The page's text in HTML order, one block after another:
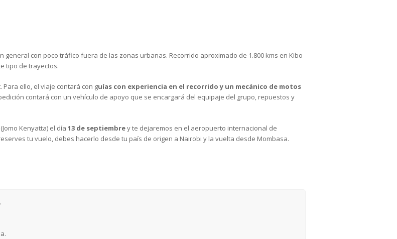
con poco tráfico fuera de las zonas urbanas. Recorrido aproximado de 1.800 kms en Kibo
tipo de trayectos.
ello, el viaje contará con guías con experiencia en el recorrido y un mecánico de motos
contará con un vehículo de apoyo que se encargará del equipaje del grupo, repuestos y
(Jomo Kenyatta) el día 13 de septiembrey te dejaremos en el aeropuerto internacional de
tu vuelo, debes hacerlo desde tu país de origen a Nairobi y la vuelta desde Mombasa.